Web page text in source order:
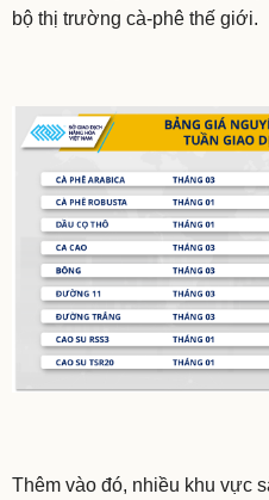
bộ thị trường cà-phê thế giới.
Thêm vào đó, nhiều khu vực